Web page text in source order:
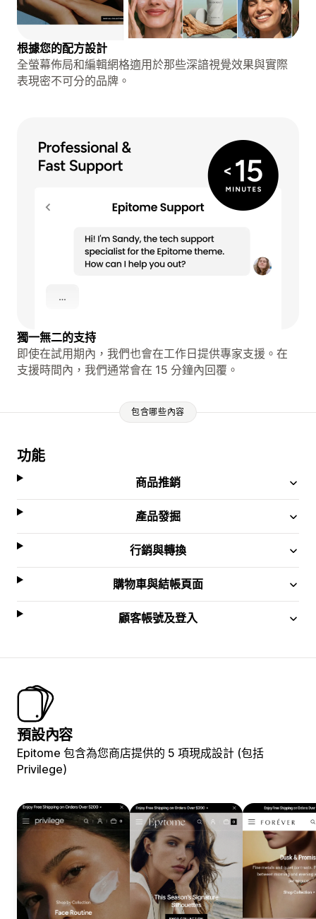
根據您的配方設計
全螢幕佈局和編輯網格適用於那些深諳視覺效果與實際
表現密不可分的品牌。
獨一無二的支持
即使在試用期內，我們也會在工作日提供專家支援。在
支援時間內，我們通常會在 15 分鐘內回覆。
包含哪些內容
功能
商品推銷
產品發掘
行銷與轉換
購物車與結帳頁面
顧客帳號及登入
預設內容
Epitome 包含為您商店提供的 5 項現成設計 (包括
Privilege)